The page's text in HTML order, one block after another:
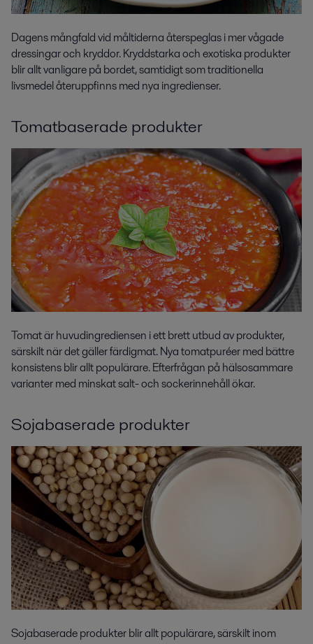
Dagens mångfald vid måltiderna återspeglas i mer vågade
dressingar och kryddor. Kryddstarka och exotiska produkter
blir allt vanligare på bordet, samtidigt som traditionella
livsmedel återuppfinns med nya ingredienser.
Tomatbaserade produkter
Tomat är huvudingrediensen i ett brett utbud av produkter,
särskilt när det gäller färdigmat. Nya tomatpuréer med bättre
konsistens blir allt populärare. Efterfrågan på hälsosammare
varianter med minskat salt- och sockerinnehåll ökar.
Sojabaserade produkter
Sojabaserade produkter blir allt populärare, särskilt inom